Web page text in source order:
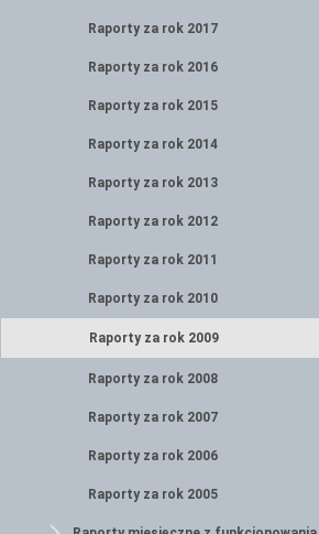
Raporty za rok 2017
Raporty za rok 2016
Raporty za rok 2015
Raporty za rok 2014
Raporty za rok 2013
Raporty za rok 2012
Raporty za rok 2011
Raporty za rok 2010
Raporty za rok 2009
Raporty za rok 2008
Raporty za rok 2007
Raporty za rok 2006
Raporty za rok 2005